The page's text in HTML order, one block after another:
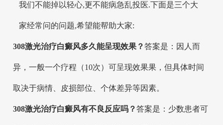
我们不能掉以轻心,更不能病急乱投医.下面是三个大
家经常问的问题,希望能帮助大家:
308激光治疗白癜风多久能呈现效果？答案是：因人而
异，一般一个疗程（10次）可呈现效果果，但具体时间
取决于病情、皮损部位、个体差异等因素。
308激光治疗白癜风有不良反应吗？答案是：少数患者可